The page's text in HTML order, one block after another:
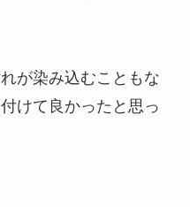
が染み込むこともな
けて良かったと思っ